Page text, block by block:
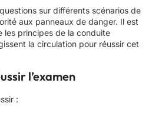
sur différents scénarios de
aux panneaux de danger. Il est
les principes de la conduite
la circulation pour réussir cet
l’examen
: